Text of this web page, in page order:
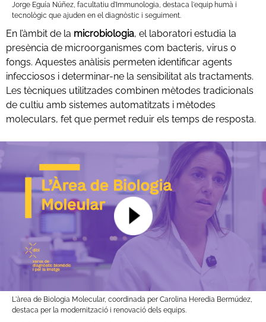
Jorge Eguía Núñez, facultatiu d'Immunologia, destaca l'equip humà i
tecnològic que ajuden en el diagnòstic i seguiment.
En l’àmbit de la microbiologia, el laboratori estudia la
presència de microorganismes com bacteris, virus o
fongs. Aquestes anàlisis permeten identificar agents
infecciosos i determinar-ne la sensibilitat als tractaments.
Les tècniques utilitzades combinen mètodes tradicionals
de cultiu amb sistemes automatitzats i mètodes
moleculars, fet que permet reduir els temps de resposta.
L'àrea de Biologia Molecular, coordinada per Carolina Heredia Bermúdez,
destaca per la modernització i renovació dels equips.